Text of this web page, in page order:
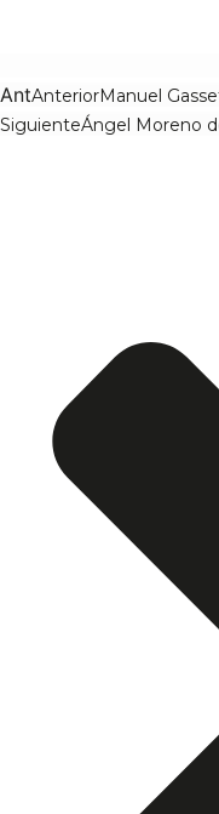
AntAnteriorManuel
SiguienteÁngel Moreno